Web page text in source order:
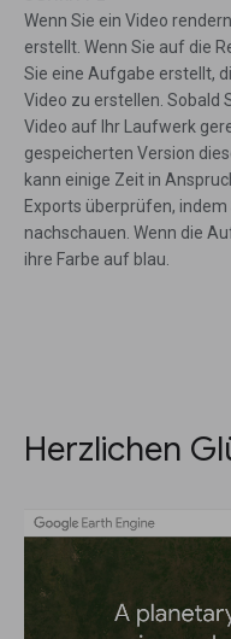
Wenn Sie ein Video
erstellt. Wenn Sie auf die
Sie eine Aufgabe erstellt,
Video zu erstellen. Sobald
Video auf Ihr Laufwerk
gespeicherten Version
kann einige Zeit in
Exports überprüfen,
nachschauen. Wenn die
ihre Farbe auf blau.
Herzlichen